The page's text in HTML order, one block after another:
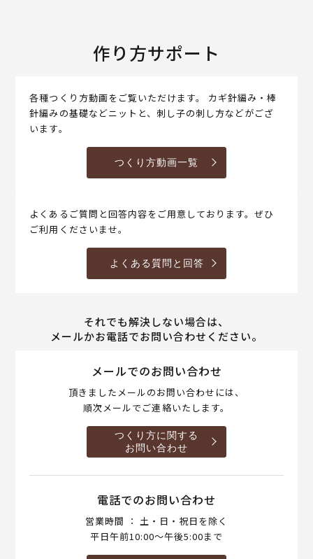
作り方サポート
各種つくり方動画をご覧いただけます。 カギ針編み・棒
針編みの基礎などニットと、刺し子の刺し方などがござ
います。
つくり方動画一覧
よくあるご質問と回答内容をご用意しております。ぜひ
ご利用くださいませ。
よくある質問と回答
それでも解決しない場合は、
メールかお電話でお問い合わせください。
メールでのお問い合わせ
頂きましたメールのお問い合わせには、
順次メールでご連絡いたします。
つくり方に関する
お問い合わせ
電話でのお問い合わせ
営業時間 ： 土・日・祝日を除く
平日午前10:00～午後5:00まで